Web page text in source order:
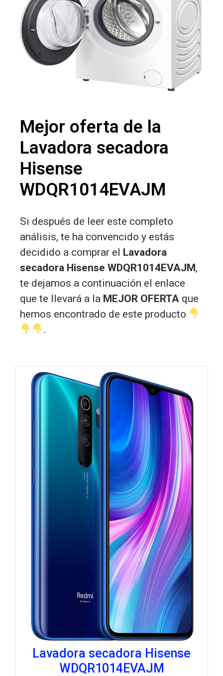
Mejor oferta de la
Lavadora secadora
Hisense
WDQR1014EVAJM
Si después de leer este completo
análisis, te ha convencido y estás
decidido a comprar el Lavadora
secadora Hisense WDQR1014EVAJM,
te dejamos a continuación el enlace
que te llevará a la MEJOR OFERTA que
hemos encontrado de este producto
.
Lavadora secadora Hisense
WDQR1014EVAJM